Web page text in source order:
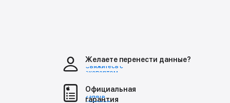
Официальная
гарантия
Узнать
Желаете перенести данные?
Свяжитесь с
экспертом